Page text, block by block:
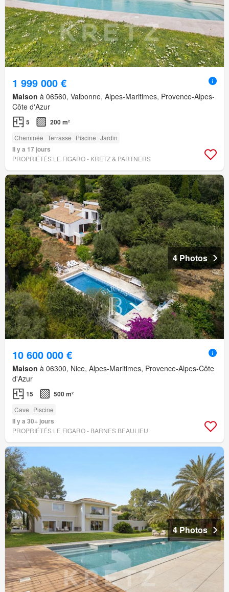
1 999 000 €
Maison à 06560, Valbonne, Alpes-Maritimes, Provence-Alpes-
Côte d'Azur
5 200 m²
Cheminée Terrasse Piscine Jardin
Il y a 17 jours
PROPRIÉTÉS LE FIGARO - KRETZ & PARTNERS
4 Photos
10 600 000 €
Maison à 06300, Nice, Alpes-Maritimes, Provence-Alpes-Côte
d'Azur
15 500 m²
Cave Piscine
Il y a 30+ jours
PROPRIÉTÉS LE FIGARO - BARNES BEAULIEU
4 Photos